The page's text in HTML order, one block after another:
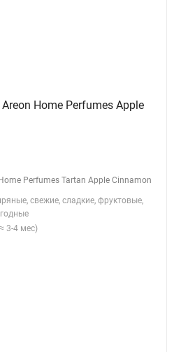
Home Perfumes Apple
Perfumes Tartan Apple Cinnamon
свежие, сладкие, фруктовые,
3-4 мес)